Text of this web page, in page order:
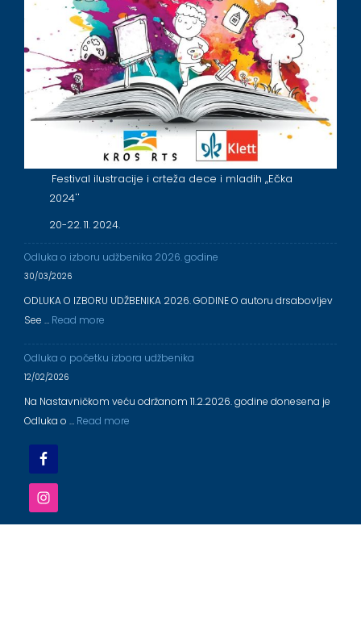
Festival ilustracije i crteža dece i mladih ,,Ečka
2024''
20-22. 11. 2024.
Odluka o izboru udžbenika 2026. godine
30/03/2026
ODLUKA O IZBORU UDŽBENIKA 2026. GODINE O autoru drsabovljev
See … Read more
Odluka o početku izbora udžbenika
12/02/2026
Na Nastavničkom veću održanom 11.2.2026. godine donesena je
Odluka o … Read more